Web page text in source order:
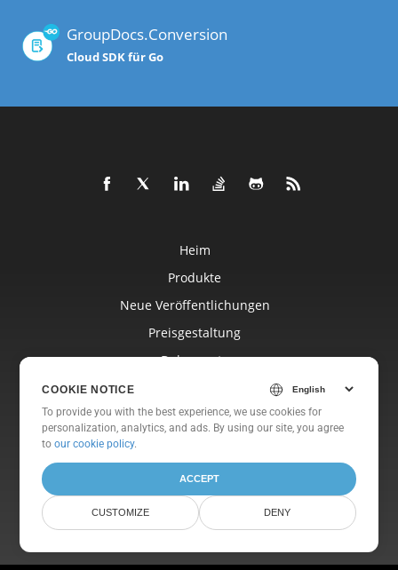
GroupDocs.Conversion
Cloud SDK für Go
Heim
Produkte
Neue Veröffentlichungen
Preisgestaltung
Dokumente
Kostenlose Beratung
Um
COOKIE NOTICE
To provide you with the best experience, we use cookies for
personalization, analytics, and ads. By using our site, you agree
toour cookie policy.
ACCEPT
CUSTOMIZE DENY